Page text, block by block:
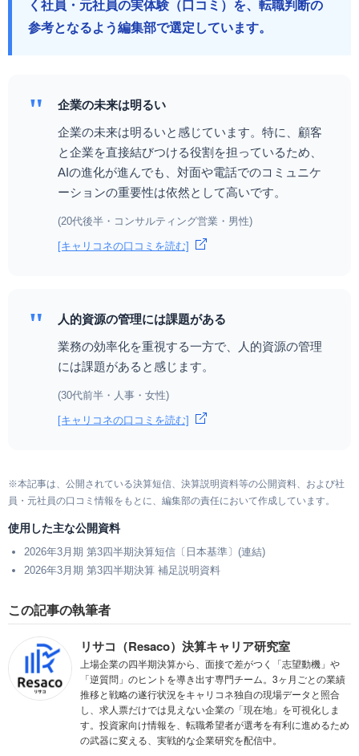
く社員・元社員の実体験（口コミ）を、転職判断の
参考となるよう編集部で選定しています。
"
企業の未来は明るい
企業の未来は明るいと感じています。特に、顧客
と企業を直接結びつける役割を担っているため、
AIの進化が進んでも、対面や電話でのコミュニケ
ーションの重要性は依然として高いです。
(20代後半・コンサルティング営業・男性)
[キャリコネの口コミを読む]
"
人的資源の管理には課題がある
業務の効率化を重視する一方で、人的資源の管理
には課題があると感じます。
(30代前半・人事・女性)
[キャリコネの口コミを読む]
※本記事は、公開されている決算短信、決算説明資料等の公開資料、および社
員・元社員の口コミ情報をもとに、編集部の責任において作成しています。
使用した主な公開資料
2026年3月期 第3四半期決算短信〔日本基準〕(連結)
2026年3月期 第3四半期決算 補足説明資料
この記事の執筆者
リサコ（Resaco）決算キャリア研究室
上場企業の四半期決算から、面接で差がつく「志望動機」や
「逆質問」のヒントを導き出す専門チーム。3ヶ月ごとの業績
推移と戦略の遂行状況をキャリコネ独自の現場データと照合
し、求人票だけでは見えない企業の「現在地」を可視化しま
す。投資家向け情報を、転職希望者が選考を有利に進めるため
の武器に変える、実戦的な企業研究を配信中。